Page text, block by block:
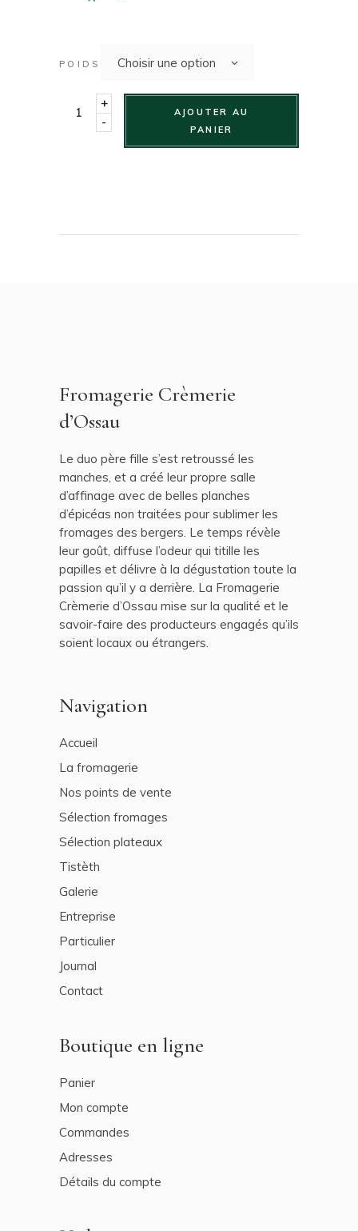
POIDS Choisir une option
-
+
AJOUTER AU
PANIER
Fromagerie Crèmerie
d’Ossau
Le duo père fille s’est retroussé les
manches, et a créé leur propre salle
d’affinage avec de belles planches
d’épicéas non traitées pour sublimer les
fromages des bergers. Le temps révèle
leur goût, diffuse l’odeur qui titille les
papilles et délivre à la dégustation toute la
passion qu’il y a derrière. La Fromagerie
Crèmerie d’Ossau mise sur la qualité et le
savoir-faire des producteurs engagés qu’ils
soient locaux ou étrangers.
Navigation
Accueil
La fromagerie
Nos points de vente
Sélection fromages
Sélection plateaux
Tistèth
Galerie
Entreprise
Particulier
Journal
Contact
Boutique en ligne
Panier
Mon compte
Commandes
Adresses
Détails du compte